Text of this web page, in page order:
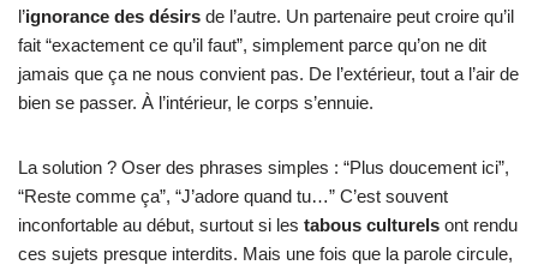
l’ignorance des désirs de l’autre. Un partenaire peut croire qu’il
fait “exactement ce qu’il faut”, simplement parce qu’on ne dit
jamais que ça ne nous convient pas. De l’extérieur, tout a l’air de
bien se passer. À l’intérieur, le corps s’ennuie.
La solution ? Oser des phrases simples : “Plus doucement ici”,
“Reste comme ça”, “J’adore quand tu…” C’est souvent
inconfortable au début, surtout si les tabous culturels ont rendu
ces sujets presque interdits. Mais une fois que la parole circule,